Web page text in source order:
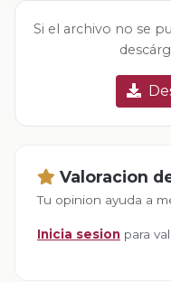
Si el archivo no se
Valoracion
Tu opinion ayuda a
Inicia sesion para